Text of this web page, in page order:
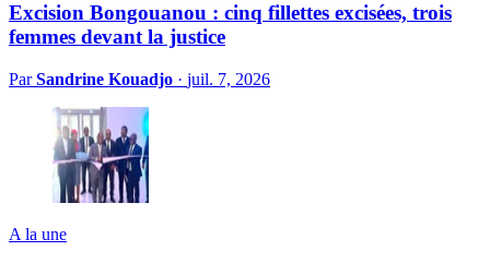
Excision Bongouanou : cinq fillettes excisées, trois
femmes devant la justice
ParSandrine Kouadjo · juil. 7, 2026
A la une